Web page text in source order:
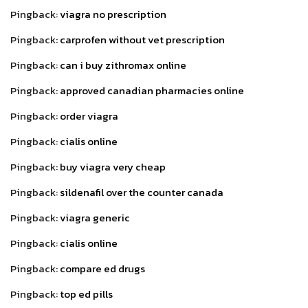
Pingback:viagra no prescription
Pingback:carprofen without vet prescription
Pingback:can i buy zithromax online
Pingback:approved canadian pharmacies online
Pingback:order viagra
Pingback:cialis online
Pingback:buy viagra very cheap
Pingback:sildenafil over the counter canada
Pingback:viagra generic
Pingback:cialis online
Pingback:compare ed drugs
Pingback:top ed pills